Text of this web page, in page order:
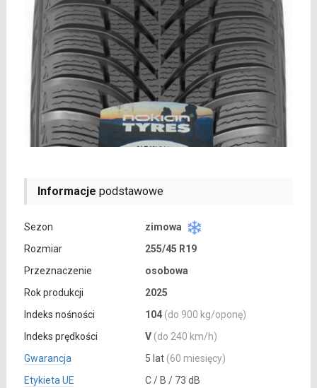
Informacje podstawowe
Sezon
zimowa
Rozmiar
255/45 R19
Przeznaczenie
osobowa
Rok produkcji
2025
Indeks nośności
104 (do 900 kg/oponę)
Indeks prędkości
V (do 240 km/h)
Gwarancja
5 lat (60 miesięcy)
Etykieta UE
C / B / 73 dB